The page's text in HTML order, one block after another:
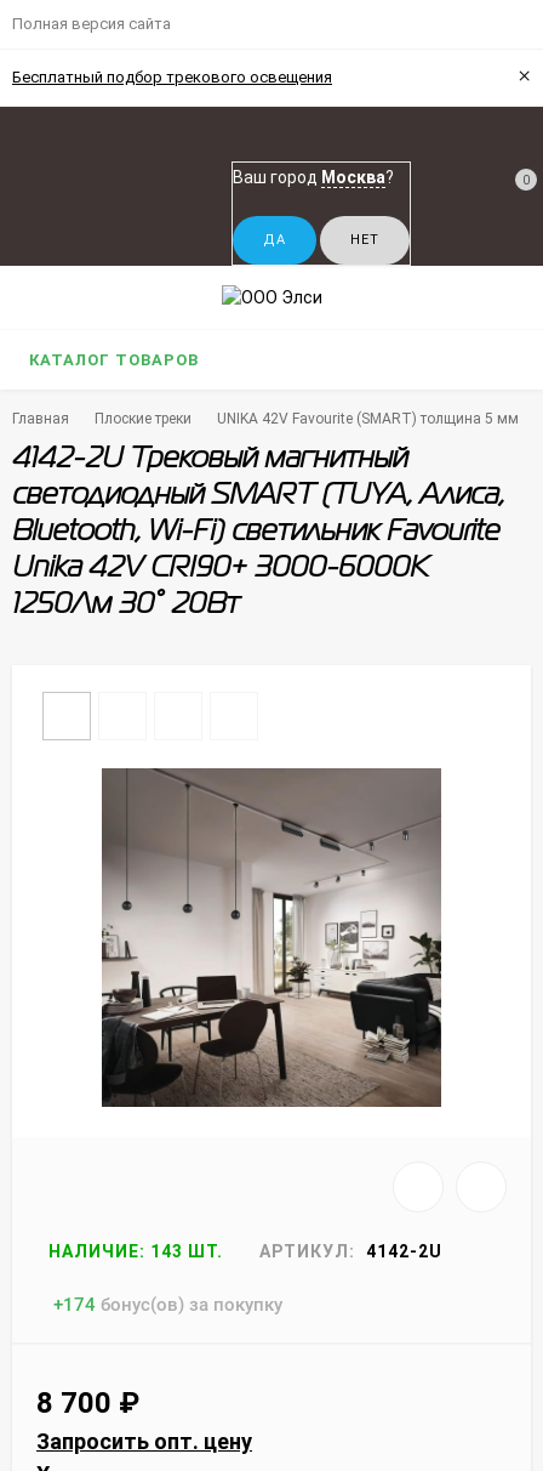
Полная версия сайта
Бесплатный подбор трекового освещения ×
Ваш город Москва? 0
КАТАЛОГ ТОВАРОВ
Главная Плоские треки UNIKA 42V Favourite (SMART) толщина 5 мм
4142-2U Трековый магнитный
светодиодный SMART (TUYA, Алиса,
Bluetooth, Wi-Fi) светильник Favourite
Unika 42V CRI90+ 3000-6000К
1250Лм 30° 20Вт
НАЛИЧИЕ: 143 ШТ. АРТИКУЛ: 4142-2U
+174 бонус(ов) за покупку
8 700 ₽
Запросить опт. цену